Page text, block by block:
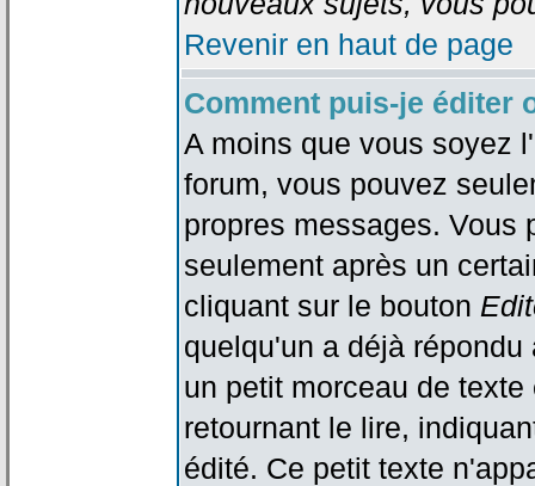
Revenir en haut de page
Comment puis-je éditer
A moins que vous soyez
forum, vous pouvez
propres messages. Vous
seulement après un
cliquant sur le bouton
quelqu'un a déjà
un petit morceau de
retournant le lire,
édité. Ce petit texte